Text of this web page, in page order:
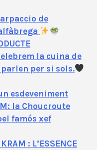
de
la cuina de
per si sols.
esdeveniment
la Choucroute
famós xef
: L’ESSENCE